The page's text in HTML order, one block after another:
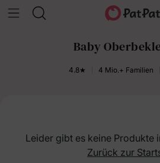
Baby
4.8★ 4 Mio.+ Familien
Leider gibt es keine Produkte
Zurück zur